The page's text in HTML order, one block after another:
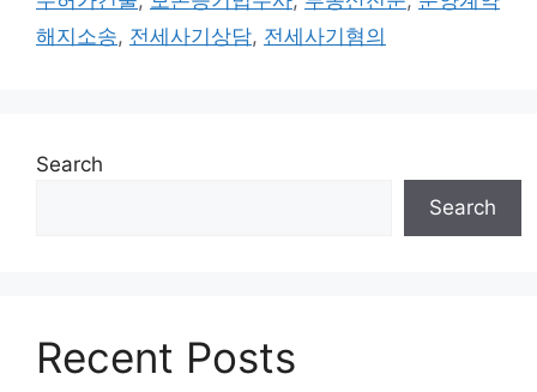
해지소송, 전세사기상담, 전세사기혐의
Search
Search
Recent Posts